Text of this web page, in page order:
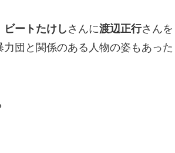
ビートたけし さんに渡辺正行さんを
力団と関係のある人物の姿もあった